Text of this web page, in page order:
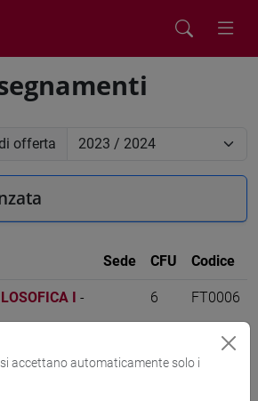
offerta
Sede CFU Codice
I -
6 FT0006
accettano automaticamente solo i